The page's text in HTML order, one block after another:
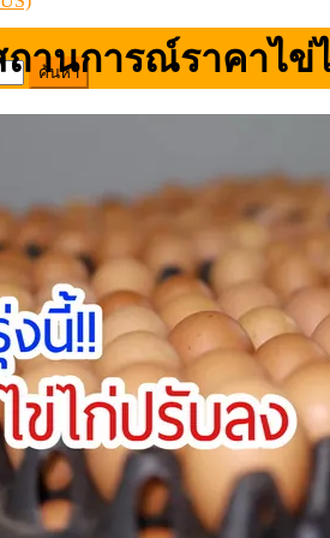
านการณ์ราคาไข่